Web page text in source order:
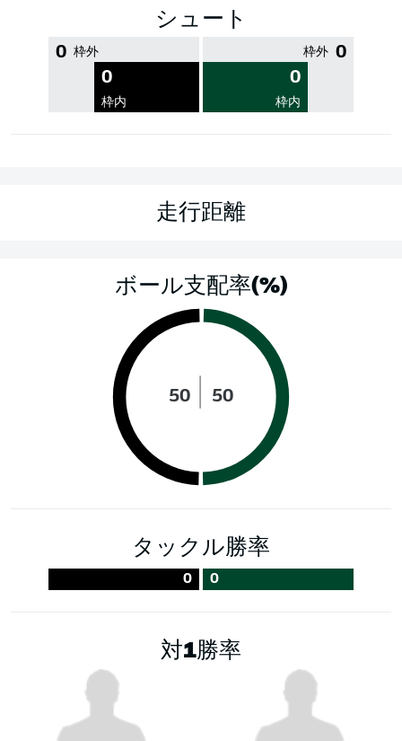
シュート
0 枠外
0
枠内
0
枠外
0
枠内
走行距離
ボール支配率(%)
50 50
タックル勝率
0 0
対1勝率